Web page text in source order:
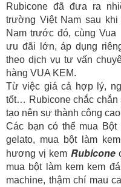
Rubicone đã đưa ra
trường Việt Nam sau
Nam trước đó, cùng
ưu đãi lớn, áp dụng
theo dịch vụ tư vấn
hàng VUA KEM.
Từ việc giá cả hợp lý,
tốt… Rubicone chắc chắn
tạo nên sự thành công
Các bạn có thể mua
gelato, mua bột làm
hương vị kem Rubicone
mua bột làm kem kem
machine, thậm chí mau